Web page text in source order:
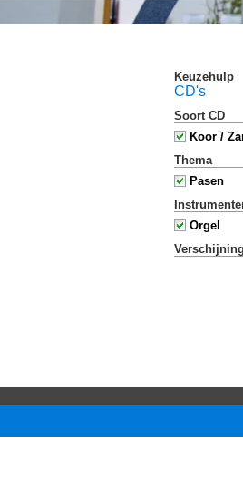
Keuzehulp
CD's
Soort CD
Koor /
Thema
Pasen
Orgel
Verschijning